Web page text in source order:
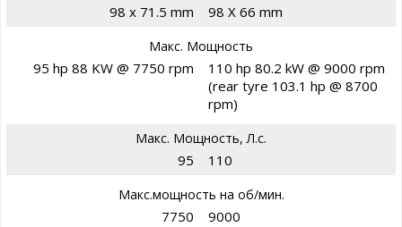
98 x 71.5 mm 98 X 66 mm
Макс. Мощность
95 hp 88 KW @ 7750 rpm
110 hp 80.2 kW @ 9000 rpm
(rear tyre 103.1 hp @ 8700
rpm)
Макс. Мощность, Л.с.
95 110
Макс.мощность на об/мин.
7750 9000